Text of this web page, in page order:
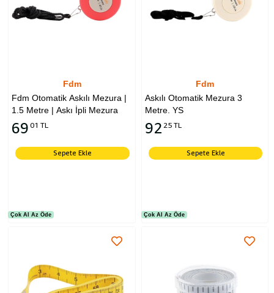
Fdm
Fdm Otomatik Askılı Mezura |
1.5 Metre | Askı İpli Mezura
69 01 TL
Sepete Ekle
Çok Al Az Öde
Fdm
Askılı Otomatik Mezura 3
Metre. YS
92 25 TL
Sepete Ekle
Çok Al Az Öde